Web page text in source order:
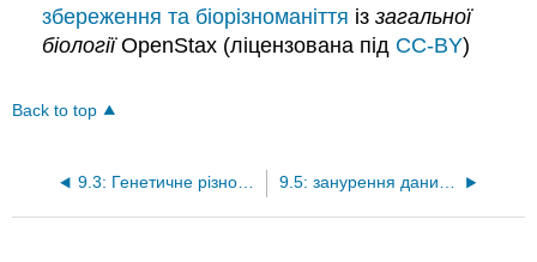
збереження та біорізноманіття іззагальної
біологіїOpenStax (ліцензована під CC-BY)
Back to top
9.3: Генетичне різноманіття 9.5: занурення даних - біорізноманіття та наркотики